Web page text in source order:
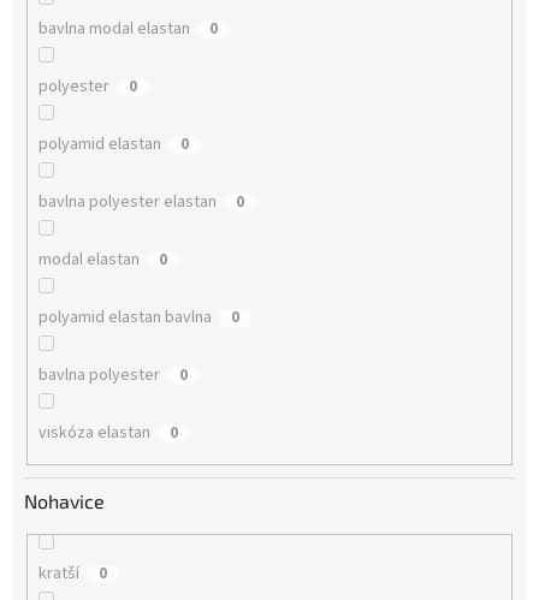
bavlna modal elastan 0
polyester 0
polyamid elastan 0
bavlna polyester elastan 0
modal elastan 0
polyamid elastan bavlna 0
bavlna polyester 0
viskóza elastan 0
Nohavice
kratší 0